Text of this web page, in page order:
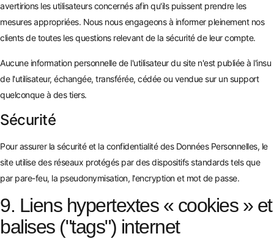
avertirions les utilisateurs concernés afin qu'ils puissent prendre les
mesures appropriées. Nous nous engageons à informer pleinement nos
clients de toutes les questions relevant de la sécurité de leur compte.
Aucune information personnelle de l'utilisateur du site n'est publiée à l'insu
de l'utilisateur, échangée, transférée, cédée ou vendue sur un support
quelconque à des tiers.
Sécurité
Pour assurer la sécurité et la confidentialité des Données Personnelles, le
site utilise des réseaux protégés par des dispositifs standards tels que
par pare-feu, la pseudonymisation, l'encryption et mot de passe.
9. Liens hypertextes « cookies » et
balises ("tags") internet